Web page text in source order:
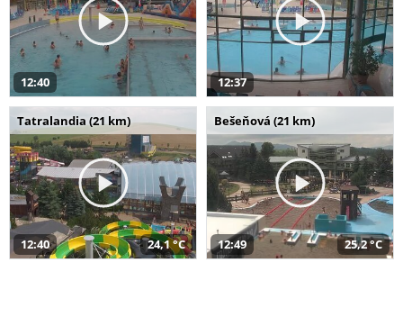
12:40 12:37
Tatralandia (21 km)
12:40 24,1 °C
Bešeňová (21 km)
12:49 25,2 °C